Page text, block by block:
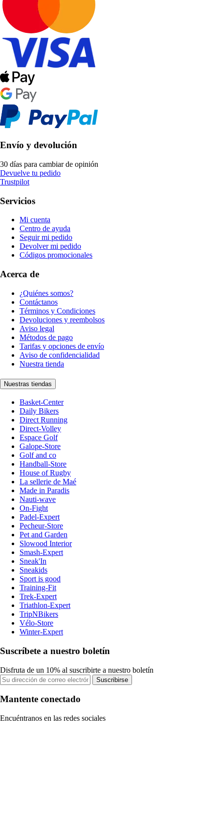
Envío y devolución
30 días para cambiar de opinión
Devuelve tu pedido
Trustpilot
Servicios
Mi cuenta
Centro de ayuda
Seguir mi pedido
Devolver mi pedido
Códigos promocionales
Acerca de
¿Quiénes somos?
Contáctanos
Términos y Condiciones
Devoluciones y reembolsos
Aviso legal
Métodos de pago
Tarifas y opciones de envío
Aviso de confidencialidad
Nuestra tienda
Nuestras tiendas
Basket-Center
Daily Bikers
Direct Running
Direct-Volley
Espace Golf
Galope-Store
Golf and co
Handball-Store
House of Rugby
La sellerie de Maé
Made in Paradis
Nauti-wave
On-Fight
Padel-Expert
Pecheur-Store
Pet and Garden
Slowood Interior
Smash-Expert
Sneak'In
Sneakids
Sport is good
Training-Fit
Trek-Expert
Triathlon-Expert
TripNBikers
Vélo-Store
Winter-Expert
Suscríbete a nuestro boletín
Disfruta de un 10% al suscribirte a nuestro boletín
Suscribirse
Mantente conectado
Encuéntranos en las redes sociales